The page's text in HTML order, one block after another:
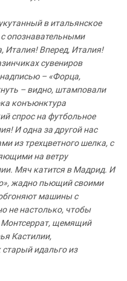
в итальянское
опознавательными
Италия! Вперед, Италия!
сувениров
– «Форца,
– видно, штамповали
конъюнктура
спрос на футбольное
И одна за другой нас
из трехцветного шелка, с
на ветру
Мяч катится в Мадрид. И
жадно пьющий своими
машины с
не настолько, чтобы
Монтсеррат, щемящий
Кастилии,
идальго из